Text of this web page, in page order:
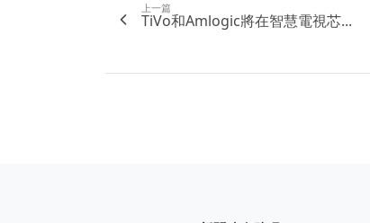
上一篇
TiVo和Amlogic將在智慧電視芯...